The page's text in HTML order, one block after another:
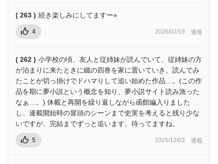
( 263 ) 続き楽しみにしてますー⭐︎
4 2026/02/19 通報
( 262 ) 小学校の頃、友人と従姉妹が読んでいて、従姉妹の方
が泊まりに来たときに鐵の四巻を家に置いていき、読んでみ
たことが切っ掛けでドハマりして追い始めた作品…。(この作
品を期に夢小説という概念を知り、夢小説サイト読み漁った
なぁ…。) 休載と再開を繰り返しながら函館編入りました
し、連載開始時の冒頭のシーンまで史実を考えると残り少な
いですが、完結までずっと追います。待ってますね。
5 2025/12/03 通報